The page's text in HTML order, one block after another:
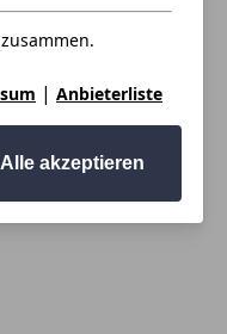
| Anbieterliste
Alle akzeptieren